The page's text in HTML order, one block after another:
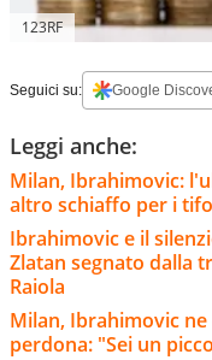
123RF
Seguici su: Google
Leggi anche:
Milan, Ibrahimovic:
altro schiaffo per i
Ibrahimovic e il
Zlatan segnato dalla
Raiola
Milan, Ibrahimovic
perdona: "Sei un